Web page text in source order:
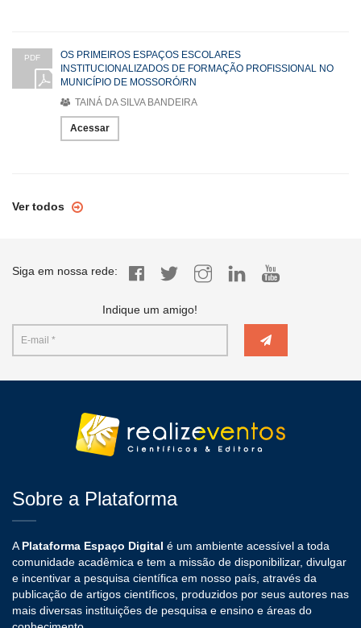
PDF
OS PRIMEIROS ESPAÇOS ESCOLARES
INSTITUCIONALIZADOS DE FORMAÇÃO PROFISSIONAL NO
MUNICÍPIO DE MOSSORÓ/RN
TAINÁ DA SILVA BANDEIRA
Acessar
Ver todos
Siga em nossa rede:
Indique um amigo!
Sobre a Plataforma
A Plataforma Espaço Digital é um ambiente acessível a toda
comunidade acadêmica e tem a missão de disponibilizar, divulgar
e incentivar a pesquisa científica em nosso país, através da
publicação de artigos científicos, produzidos por seus autores nas
mais diversas instituições de pesquisa e ensino e áreas do